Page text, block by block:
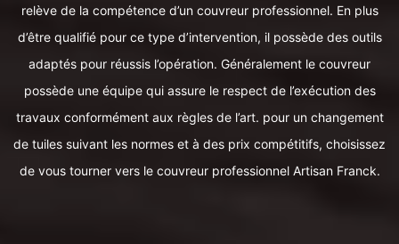
relève de la compétence d’un couvreur professionnel. En plus
d’être qualifié pour ce type d’intervention, il possède des outils
adaptés pour réussis l’opération. Généralement le couvreur
possède une équipe qui assure le respect de l’exécution des
travaux conformément aux règles de l’art. pour un changement
de tuiles suivant les normes et à des prix compétitifs, choisissez
de vous tourner vers le couvreur professionnel Artisan Franck.